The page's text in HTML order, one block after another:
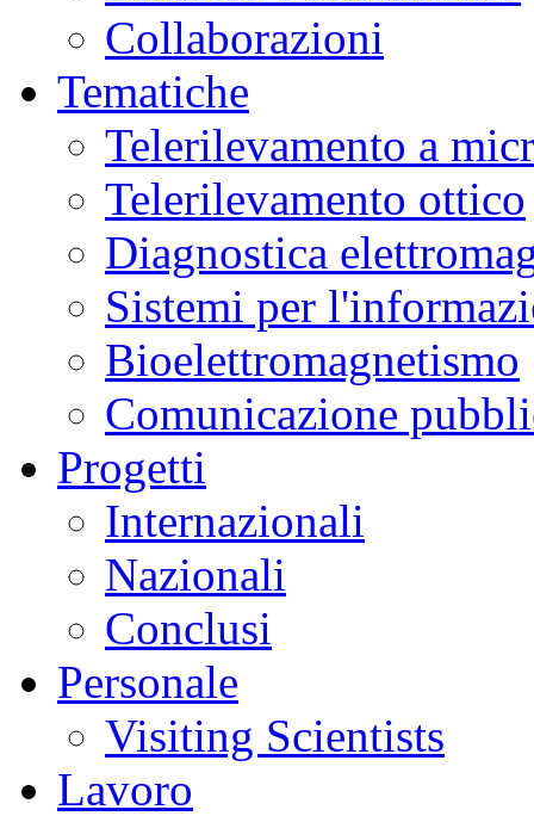
Collaborazioni
Tematiche
Telerilevamento a
Telerilevamento ottico
Diagnostica
Sistemi per
Bioelettromagnetismo
Comunicazione
Progetti
Internazionali
Nazionali
Conclusi
Personale
Visiting Scientists
Lavoro